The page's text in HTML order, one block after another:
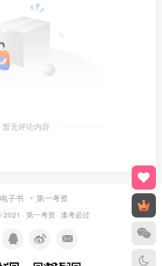
暂无评论内容
子书 第一考资
· 第一考资 · 逢考必过